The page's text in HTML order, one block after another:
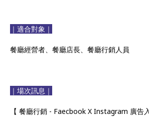
｜適合對象｜
餐廳經營者、餐廳店長、餐廳行銷人員
｜場次訊息｜
【 餐廳行銷 - Faecbook X Instagram 廣告